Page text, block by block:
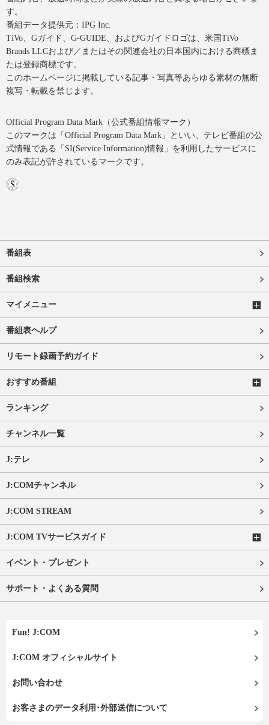
す。
番組データ提供元：IPG Inc.
TiVo、Gガイド、G-GUIDE、およびGガイドロゴは、米国TiVo
Brands LLCおよび／またはその関連会社の日本国内における商標ま
たは登録商標です。
このホームページに掲載している記事・写真等あらゆる素材の無断
複写・転載を禁じます。
Official Program Data Mark（公式番組情報マーク）
このマークは「Official Program Data Mark」といい、テレビ番組の公
式情報である「SI(Service Information)情報」を利用したサービスに
のみ表記が許されているマークです。
番組表
番組検索
マイメニュー
番組表ヘルプ
リモート録画予約ガイド
おすすめ番組
ランキング
チャンネル一覧
J:テレ
J:COMチャンネル
J:COM STREAM
J:COM TVサービスガイド
イベント・プレゼント
サポート・よくある質問
Fun! J:COM
J:COM オフィシャルサイト
お問い合わせ
お客さまのデータ利用･外部送信について